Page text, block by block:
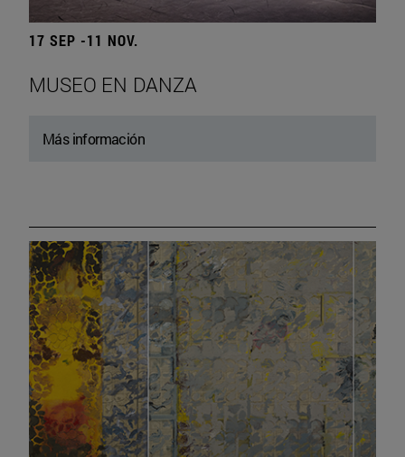
17 SEP -11 NOV.
MUSEO EN DANZA
Más información